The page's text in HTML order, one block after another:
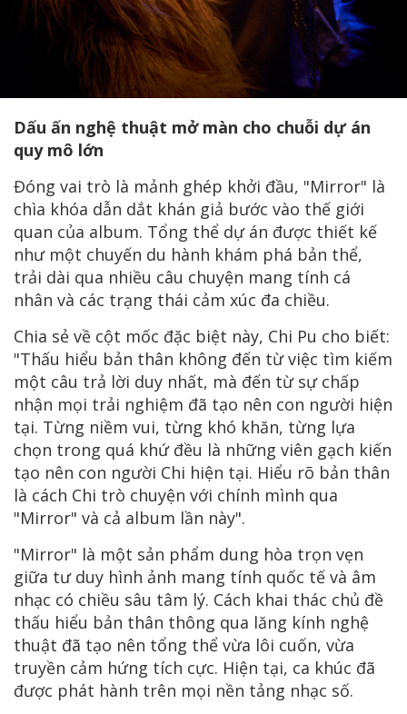
Dấu ấn nghệ thuật mở màn cho chuỗi dự án
quy mô lớn
Đóng vai trò là mảnh ghép khởi đầu, "Mirror" là
chìa khóa dẫn dắt khán giả bước vào thế giới
quan của album. Tổng thể dự án được thiết kế
như một chuyến du hành khám phá bản thể,
trải dài qua nhiều câu chuyện mang tính cá
nhân và các trạng thái cảm xúc đa chiều.
Chia sẻ về cột mốc đặc biệt này, Chi Pu cho biết:
"Thấu hiểu bản thân không đến từ việc tìm kiếm
một câu trả lời duy nhất, mà đến từ sự chấp
nhận mọi trải nghiệm đã tạo nên con người hiện
tại. Từng niềm vui, từng khó khăn, từng lựa
chọn trong quá khứ đều là những viên gạch kiến
tạo nên con người Chi hiện tại. Hiểu rõ bản thân
là cách Chi trò chuyện với chính mình qua
"Mirror" và cả album lần này".
"Mirror" là một sản phẩm dung hòa trọn vẹn
giữa tư duy hình ảnh mang tính quốc tế và âm
nhạc có chiều sâu tâm lý. Cách khai thác chủ đề
thấu hiểu bản thân thông qua lăng kính nghệ
thuật đã tạo nên tổng thể vừa lôi cuốn, vừa
truyền cảm hứng tích cực. Hiện tại, ca khúc đã
được phát hành trên mọi nền tảng nhạc số.